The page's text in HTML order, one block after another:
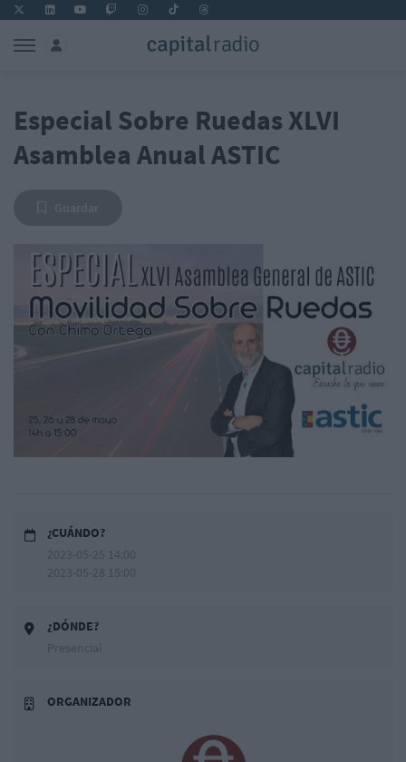
Especial Sobre Ruedas XLVI
Asamblea Anual ASTIC
¿CUÁNDO?
¿DÓNDE?
ORGANIZADOR